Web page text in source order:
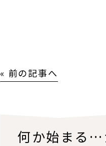
« 前の記事へ
何か始まる…